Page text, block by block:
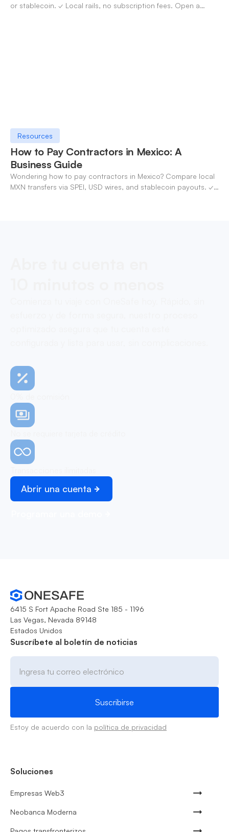
or stablecoin. ✓ Local rails, no subscription fees. Open a
Resources
How to Pay Contractors in Mexico: A
Business Guide
Wondering how to pay contractors in Mexico? Compare local
MXN transfers via SPEI, USD wires, and stablecoin payouts. ✓
Abrir una cuenta
6415 S Fort Apache Road Ste 185 - 1196
Las Vegas, Nevada 89148
Estados Unidos
Suscríbete al boletín de noticias
Estoy de acuerdo con la política de privacidad
Soluciones
Empresas Web3
Neobanca Moderna